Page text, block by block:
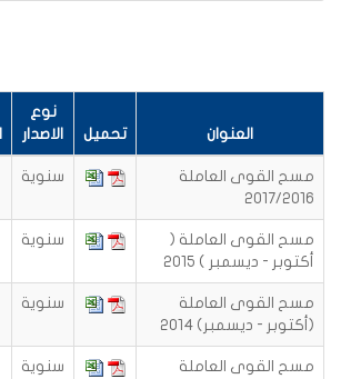
العنوان تحميل
نوع
الاصدار
مسح القوى العاملة
2017/2016
سنوية
مسح القوى العاملة (
أكتوبر - ديسمبر ) 2015
سنوية
مسح القوى العاملة
(أكتوبر - ديسمبر) 2014
سنوية
مسح القوى العاملة
سنوية